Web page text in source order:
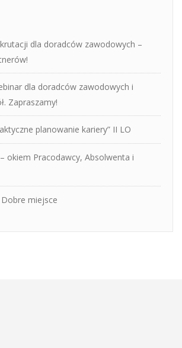
dla doradców zawodowych –
dla doradców zawodowych i
Zapraszamy!
planowanie kariery” II LO
okiem Pracodawcy, Absolwenta i
miejsce